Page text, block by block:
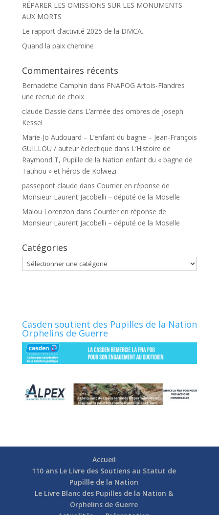
RÉPARER LES OMISSIONS SUR LES MONUMENTS
AUX MORTS
Le rapport d’activité 2025 de la DMCA.
Quand la paix chemine
Commentaires récents
Bernadette Camphin dans FNAPOG Artois-Flandres
une recrue de choix
claude Dassie dans L’armée des ombres de joseph
Kessel
Marie-Jo Audouard – L’enfant du bagne – Jean-François
GUILLOU / auteur éclectique dans L’Histoire de
Raymond T, Pupille de la Nation enfant du « bagne de
Tatihou » et héros de Kolwezi
passepont claude dans Courrier en réponse de
Monsieur Laurent Jacobelli – député de la Moselle
Malou Lorenzon dans Courrier en réponse de
Monsieur Laurent Jacobelli – député de la Moselle
Catégories
Catégories
Casden soutient des Pupilles de la Nation
Orphelins de Guerre
Accueil
110 ans Le Livre des Soutiens au Statut de
Pupillle de la Nation
Le Livre Blanc des Pupilles de la Nation &
Orphelins de Guerre